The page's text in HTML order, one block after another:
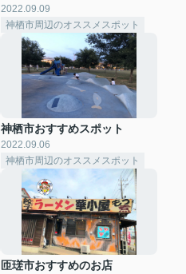
2022.09.09
神栖市周辺のオススメスポット
神栖市おすすめスポット
2022.09.06
神栖市周辺のオススメスポット
匝瑳市おすすめのお店